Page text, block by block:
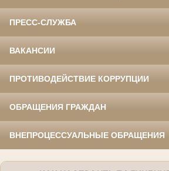
ПРЕСС-СЛУЖБА
ВАКАНСИИ
ПРОТИВОДЕЙСТВИЕ КОРРУПЦИИ
ОБРАЩЕНИЯ ГРАЖДАН
ВНЕПРОЦЕССУАЛЬНЫЕ ОБРАЩЕНИЯ